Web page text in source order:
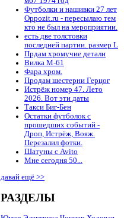
Футболки и нашивки 27 лет
Oppozit.ru - пересылаю тем
кто не был на мероприятии.
есть две толстовки
последней партии. размер L
Прдам хромучие детали
Вилка М-61
Фара хром.
Продам шестерни Герцог
Истрёж номер 47. Лето
2026. Вот эти даты
Такси Биг-Бен
Остатки футболок с
прошедших событий -
Дроп, Истрёж, Вояж.
Перезалил фотки.
Шатуны с Avito
Мне сегодня 50...
давай ещё >>
РАЗДЕЛЫ